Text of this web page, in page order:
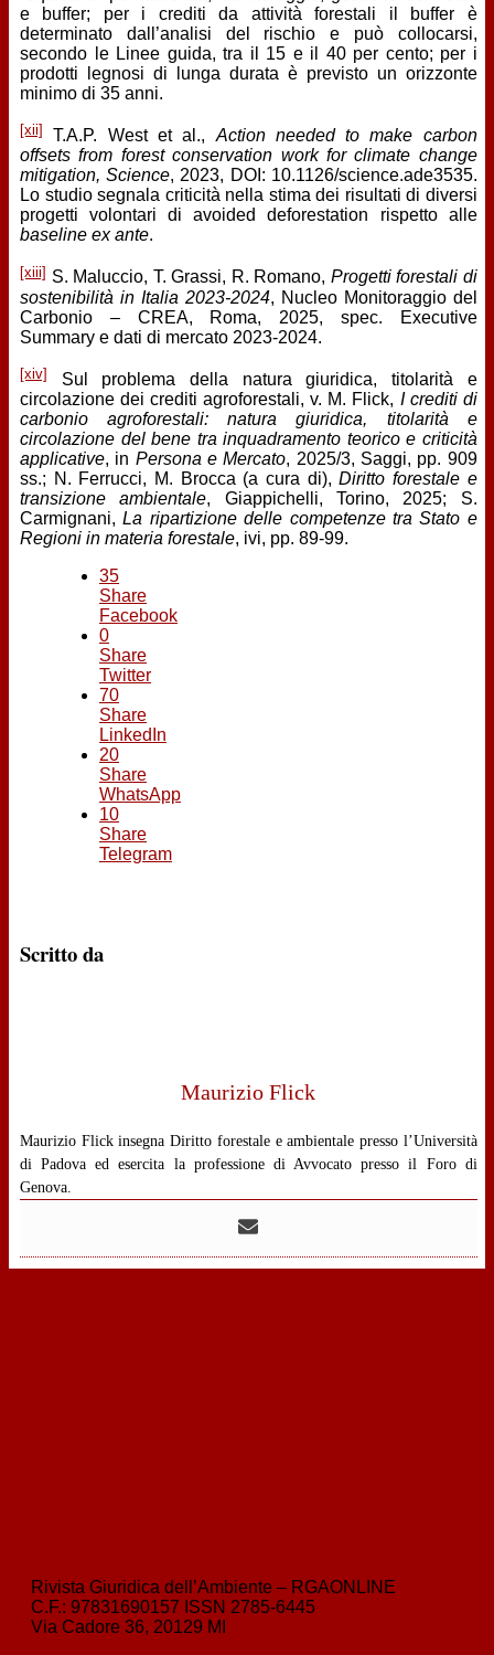
e buffer; per i crediti da attività forestali il buffer è
determinato dall’analisi del rischio e può collocarsi,
secondo le Linee guida, tra il 15 e il 40 per cento; per i
prodotti legnosi di lunga durata è previsto un orizzonte
minimo di 35 anni.
[xii] T.A.P. West et al.,Action needed to make carbon
offsets from forest conservation work for climate change
mitigation, Science, 2023, DOI: 10.1126/science.ade3535.
Lo studio segnala criticità nella stima dei risultati di diversi
progetti volontari di avoided deforestation rispetto alle
baseline ex ante.
[xiii] S. Maluccio, T. Grassi, R. Romano, Progetti forestali di
sostenibilità in Italia 2023-2024, Nucleo Monitoraggio del
Carbonio – CREA, Roma, 2025, spec. Executive
Summary e dati di mercato 2023-2024.
[xiv]
Sul problema della natura giuridica, titolarità e
circolazione dei crediti agroforestali, v. M. Flick, I crediti di
carbonio agroforestali: natura giuridica, titolarità e
circolazione del bene tra inquadramento teorico e criticità
applicative, in Persona e Mercato, 2025/3, Saggi, pp. 909
ss.; N. Ferrucci, M. Brocca (a cura di),Diritto forestale e
transizione ambientale, Giappichelli, Torino, 2025; S.
Carmignani,La ripartizione delle competenze tra Stato e
Regioni in materia forestale, ivi, pp. 89-99.
35
Share
Facebook
0
Share
Twitter
70
Share
LinkedIn
20
Share
WhatsApp
10
Share
Telegram
Scritto da
Maurizio Flick
Maurizio Flick insegna Diritto forestale e ambientale presso l’Università
di Padova ed esercita la professione di Avvocato presso il Foro di
Genova.
Rivista Giuridica dell’Ambiente – RGAONLINE
C.F.: 97831690157 ISSN 2785-6445
Via Cadore 36, 20129 MI